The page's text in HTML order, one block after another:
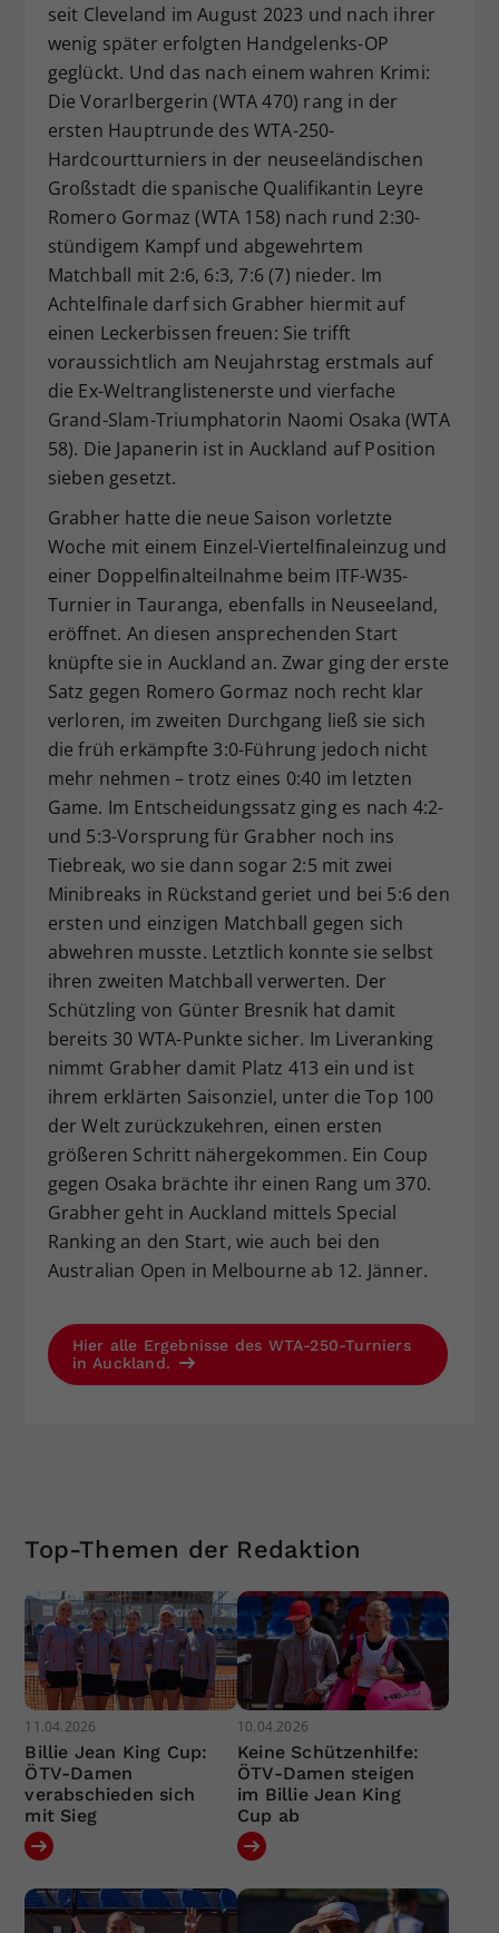
seit Cleveland im August 2023 und nach ihrer
wenig später erfolgten Handgelenks-OP
geglückt. Und das nach einem wahren Krimi:
Die Vorarlbergerin (WTA 470) rang in der
ersten Hauptrunde des WTA-250-
Hardcourtturniers in der neuseeländischen
Großstadt die spanische Qualifikantin Leyre
Romero Gormaz (WTA 158) nach rund 2:30-
stündigem Kampf und abgewehrtem
Matchball mit 2:6, 6:3, 7:6 (7) nieder. Im
Achtelfinale darf sich Grabher hiermit auf
einen Leckerbissen freuen: Sie trifft
voraussichtlich am Neujahrstag erstmals auf
die Ex-Weltranglistenerste und vierfache
Grand-Slam-Triumphatorin Naomi Osaka (WTA
58). Die Japanerin ist in Auckland auf Position
sieben gesetzt.
Grabher hatte die neue Saison vorletzte
Woche mit einem Einzel-Viertelfinaleinzug und
einer Doppelfinalteilnahme beim ITF-W35-
Turnier in Tauranga, ebenfalls in Neuseeland,
eröffnet. An diesen ansprechenden Start
knüpfte sie in Auckland an. Zwar ging der erste
Satz gegen Romero Gormaz noch recht klar
verloren, im zweiten Durchgang ließ sie sich
die früh erkämpfte 3:0-Führung jedoch nicht
mehr nehmen – trotz eines 0:40 im letzten
Game. Im Entscheidungssatz ging es nach 4:2-
und 5:3-Vorsprung für Grabher noch ins
Tiebreak, wo sie dann sogar 2:5 mit zwei
Minibreaks in Rückstand geriet und bei 5:6 den
ersten und einzigen Matchball gegen sich
abwehren musste. Letztlich konnte sie selbst
ihren zweiten Matchball verwerten. Der
Schützling von Günter Bresnik hat damit
bereits 30 WTA-Punkte sicher. Im Liveranking
nimmt Grabher damit Platz 413 ein und ist
ihrem erklärten Saisonziel, unter die Top 100
der Welt zurückzukehren, einen ersten
größeren Schritt nähergekommen. Ein Coup
gegen Osaka brächte ihr einen Rang um 370.
Grabher geht in Auckland mittels Special
Ranking an den Start, wie auch bei den
Australian Open in Melbourne ab 12. Jänner.
Hier alle Ergebnisse des WTA-250-Turniers
in Auckland.
Top-Themen der Redaktion
11.04.2026
Billie Jean King Cup:
ÖTV-Damen
verabschieden sich
mit Sieg
10.04.2026
Keine Schützenhilfe:
ÖTV-Damen steigen
im Billie Jean King
Cup ab
Zweck
Dieser Wert speichert Ihre Consent-
Einstellungen. Unter anderem eine
zufällig generierte ID, für die
historische Speicherung Ihrer
vorgenommen Einstellungen, falls der
Webseiten-Betreiber dies eingestellt